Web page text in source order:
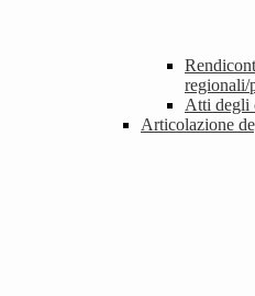
regionali/
Atti degli
Articolazione